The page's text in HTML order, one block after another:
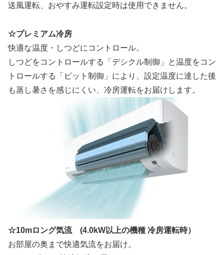
送風運転、おやすみ運転設定時は使用できません。
☆プレミアム冷房
快適な温度・しつどにコントロール。
しつどをコントロールする「デシクル制御」と温度をコン
トロールする「ピット制御」により、設定温度に達した後
も蒸し暑さを感じにくい、冷房運転をお届けします。
☆10mロング気流 (4.0kW以上の機種 冷房運転時）
お部屋の奥まで快適気流をお届け。